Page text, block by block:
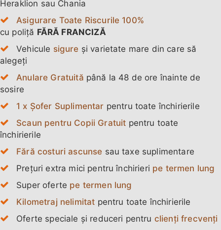
Heraklion sau Chania
Asigurare Toate Riscurile 100%
cu poliță FĂRĂ FRANCIZĂ
Vehicule sigure și varietate mare din care să
alegeți
Anulare Gratuită până la 48 de ore înainte de
sosire
1 x Șofer Suplimentar pentru toate închirierile
Scaun pentru Copii Gratuit pentru toate
închirierile
Fără costuri ascunse sau taxe suplimentare
Prețuri extra mici pentru închirieri pe termen lung
Super oferte pe termen lung
Kilometraj nelimitat pentru toate închirierile
Oferte speciale și reduceri pentru clienți frecvenți